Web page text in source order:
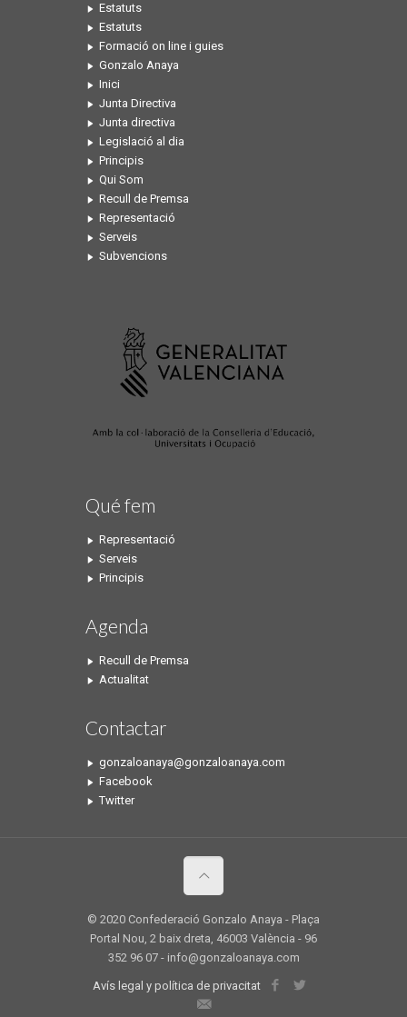
Estatuts
Estatuts
Formació on line i guies
Gonzalo Anaya
Inici
Junta Directiva
Junta directiva
Legislació al dia
Principis
Qui Som
Recull de Premsa
Representació
Serveis
Subvencions
Qué fem
Representació
Serveis
Principis
Agenda
Recull de Premsa
Actualitat
Contactar
gonzaloanaya@gonzaloanaya.com
Facebook
Twitter
© 2020 Confederació Gonzalo Anaya - Plaça
Portal Nou, 2 baix dreta, 46003 València - 96
352 96 07 - info@gonzaloanaya.com
Avís legal y política de privacitat